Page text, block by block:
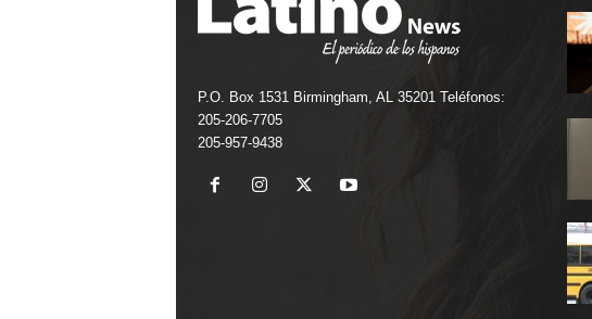
P.O. Box 1531 Birmingham, AL 35201 Teléfonos:
205-206-7705
205-957-9438